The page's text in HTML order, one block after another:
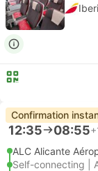
Confirmation
12:35 08:55
ALC Alicante
Self-connecting |